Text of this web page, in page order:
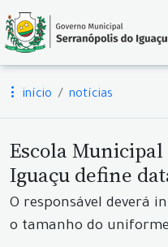
início notícias
Escola
Iguaçu define
O responsável deverá
o tamanho do